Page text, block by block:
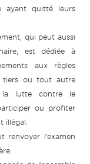
ayant quitté leurs
qui peut aussi
est dédiée à
aux règles
tiers ou tout autre
la lutte contre le
ou profiter
illégal.
l’examen